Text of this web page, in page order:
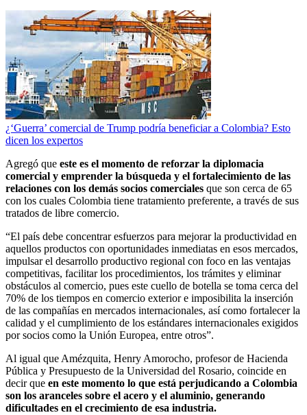
¿‘Guerra’ comercial de Trump podría beneficiar a Colombia? Esto
dicen los expertos
Agregó que este es el momento de reforzar la diplomacia
comercial y emprender la búsqueda y el fortalecimiento de las
relaciones con los demás socios comerciales que son cerca de 65
con los cuales Colombia tiene tratamiento preferente, a través de sus
tratados de libre comercio.
“El país debe concentrar esfuerzos para mejorar la productividad en
aquellos productos con oportunidades inmediatas en esos mercados,
impulsar el desarrollo productivo regional con foco en las ventajas
competitivas, facilitar los procedimientos, los trámites y eliminar
obstáculos al comercio, pues este cuello de botella se toma cerca del
70% de los tiempos en comercio exterior e imposibilita la inserción
de las compañías en mercados internacionales, así como fortalecer la
calidad y el cumplimiento de los estándares internacionales exigidos
por socios como la Unión Europea, entre otros”.
Al igual que Amézquita, Henry Amorocho, profesor de Hacienda
Pública y Presupuesto de la Universidad del Rosario, coincide en
decir que en este momento lo que está perjudicando a Colombia
son los aranceles sobre el acero y el aluminio, generando
dificultades en el crecimiento de esa industria.